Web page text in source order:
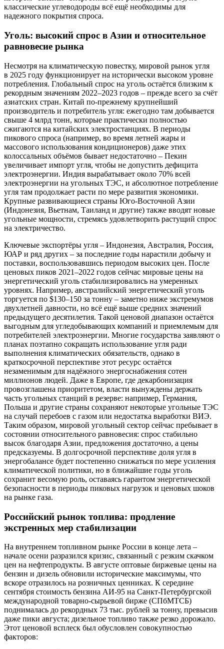
классические углеводороды всё ещё необходимы для
надежного покрытия спроса.
Уголь: высокий спрос в Азии и относительное
равновесие рынка
Несмотря на климатическую повестку, мировой рынок угля
в 2025 году функционирует на исторически высоком уровне
потребления. Глобальный спрос на уголь остаётся близким к
рекордным значениям 2022–2023 годов – прежде всего за счёт
азиатских стран. Китай по-прежнему крупнейший
производитель и потребитель угля: ежегодно там добывается
свыше 4 млрд тонн, которые практически полностью
сжигаются на китайских электростанциях. В периоды
пикового спроса (например, во время летней жары и
массового использования кондиционеров) даже этих
колоссальных объёмов бывает недостаточно – Пекин
увеличивает импорт угля, чтобы не допустить дефицита
электроэнергии. Индия вырабатывает около 70% всей
электроэнергии на угольных ТЭС, и абсолютное потребление
угля там продолжает расти по мере развития экономики.
Крупные развивающиеся страны Юго-Восточной Азии
(Индонезия, Вьетнам, Таиланд и другие) также вводят новые
угольные мощности, стремясь удовлетворить растущий спрос
на электричество.
Ключевые экспортёры угля – Индонезия, Австралия, Россия,
ЮАР и ряд других – за последние годы нарастили добычу и
поставки, воспользовавшись периодом высоких цен. После
ценовых пиков 2021–2022 годов сейчас мировые цены на
энергетический уголь стабилизировались на умеренных
уровнях. Например, австралийский энергетический уголь
торгуется по $130–150 за тонну – заметно ниже экстремумов
двухлетней давности, но всё ещё выше средних значений
предыдущего десятилетия. Такой ценовой диапазон остаётся
выгодным для угледобывающих компаний и приемлемым для
потребителей электроэнергии. Многие государства заявляют о
планах поэтапно сокращать использование угля ради
выполнения климатических обязательств, однако в
краткосрочной перспективе этот ресурс остаётся
незаменимым для надёжного энергоснабжения сотен
миллионов людей. Даже в Европе, где декарбонизация
провозглашена приоритетом, власти вынуждены держать
часть угольных станций в резерве: например, Германия,
Польша и другие страны сохраняют некоторые угольные ТЭС
на случай перебоев с газом или недостатка выработки ВИЭ.
Таким образом, мировой угольный сектор сейчас пребывает в
состоянии относительного равновесия: спрос стабильно
высок благодаря Азии, предложения достаточно, а цены
предсказуемы. В долгосрочной перспективе доля угля в
энергобалансе будет постепенно снижаться по мере усиления
климатической политики, но в ближайшие годы уголь
сохранит весомую роль, оставаясь гарантом энергетической
безопасности в периоды пиковых нагрузок и ценовых шоков
на рынке газа.
Российский рынок топлива: продление
экстренных мер стабилизации
На внутреннем топливном рынке России в конце лета –
начале осени разразился кризис, связанный с резким скачком
цен на нефтепродукты. В августе оптовые биржевые цены на
бензин и дизель обновили исторические максимумы, что
вскоре отразилось на розничных ценниках. К середине
сентября стоимость бензина АИ-95 на Санкт-Петербургской
международной товарно-сырьевой бирже (СПбМТСБ)
поднималась до рекордных 73 тыс. рублей за тонну, превысив
даже пики августа; дизельное топливо также резко дорожало.
Этот ценовой всплеск был обусловлен совокупностью
факторов: